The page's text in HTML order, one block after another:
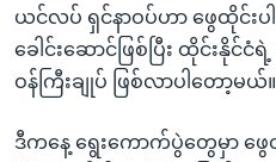
ယင်လပ် ရှင်နာဝပ်ဟာ ဖွေထိုင်းပါ
ခေါင်းဆောင်ဖြစ်ပြီး ထိုင်းနိုင်
ဝန်ကြီးချုပ် ဖြစ်လာပါတော့မယ်။
ဒီကနေ့ ရွေးကောက်ပွဲတွေမှာ